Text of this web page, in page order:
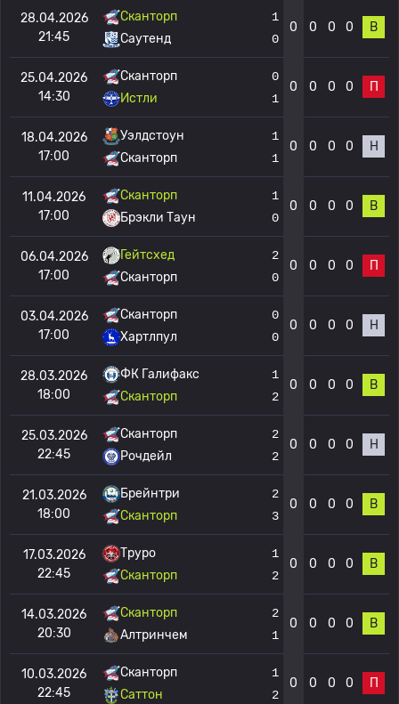
28.04.2026
21:45
Сканторп
Саутенд
1
0
0 0 0 0 В
25.04.2026
14:30
Сканторп
Истли
0
1
0 0 0 0 П
18.04.2026
17:00
Уэлдстоун
Сканторп
1
1
0 0 0 0 Н
11.04.2026
17:00
Сканторп
Брэкли Таун
1
0
0 0 0 0 В
06.04.2026
17:00
Гейтсхед
Сканторп
2
0
0 0 0 0 П
03.04.2026
17:00
Сканторп
Хартлпул
0
0
0 0 0 0 Н
28.03.2026
18:00
ФК Галифакс
Сканторп
1
2
0 0 0 0 В
25.03.2026
22:45
Сканторп
Рочдейл
2
2
0 0 0 0 Н
21.03.2026
18:00
Брейнтри
Сканторп
2
3
0 0 0 0 В
17.03.2026
22:45
Труро
Сканторп
1
2
0 0 0 0 В
14.03.2026
20:30
Сканторп
Алтринчем
2
1
0 0 0 0 В
10.03.2026
22:45
Сканторп
Саттон
1
2
0 0 0 0 П